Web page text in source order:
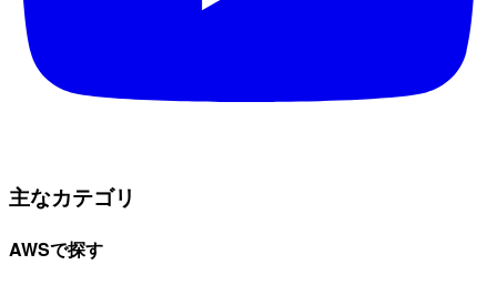
主なカテゴリ
AWSで探す